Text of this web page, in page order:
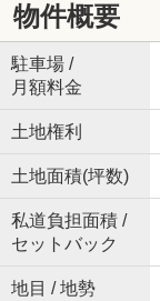
物件概要
駐車場 /
月額料金
土地権利
土地面積(坪数)
私道負担面積 /
セットバック
地目 / 地勢